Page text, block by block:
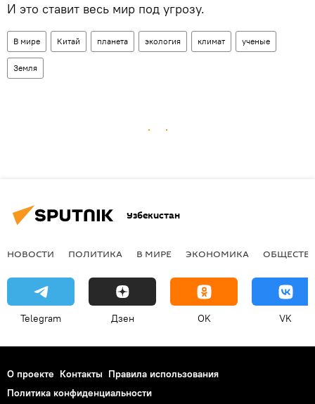
И это ставит весь мир под угрозу.
В мире Китай планета экология климат ученые
Земля
Узбекистан
НОВОСТИ ПОЛИТИКА В МИРЕ ЭКОНОМИКА
Telegram Дзен OK VK
О проекте Контакты Правила использования
Политика конфиденциальности